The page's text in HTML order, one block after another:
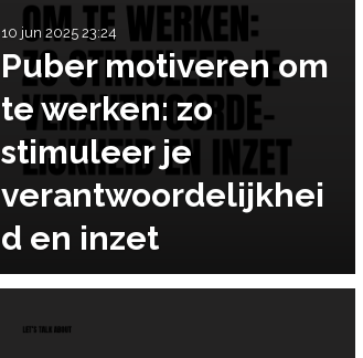
Puber motiveren om
te werken: zo
stimuleer je
verantwoordelijkhei
d en inzet
10 jun 2025 23:24